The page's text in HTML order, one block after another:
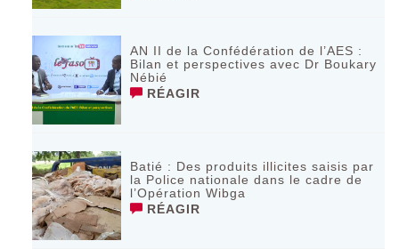
AN II de la Confédération de l’AES :
Bilan et perspectives avec Dr Boukary
Nébié
RÉAGIR
Batié : Des produits illicites saisis par
la Police nationale dans le cadre de
l’Opération Wibga
RÉAGIR